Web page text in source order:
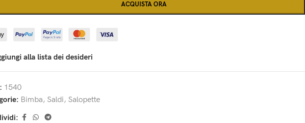
ACQUISTA ORA
alla lista dei desideri
1540
Bimba, Saldi, Salopette